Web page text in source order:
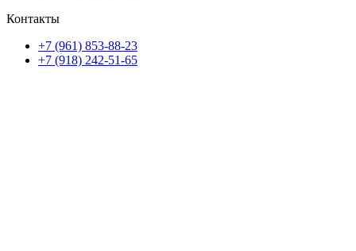
Контакты
+7 (961) 853-88-23
+7 (918) 242-51-65